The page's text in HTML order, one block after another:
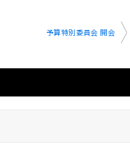
予算特別委員会 開会